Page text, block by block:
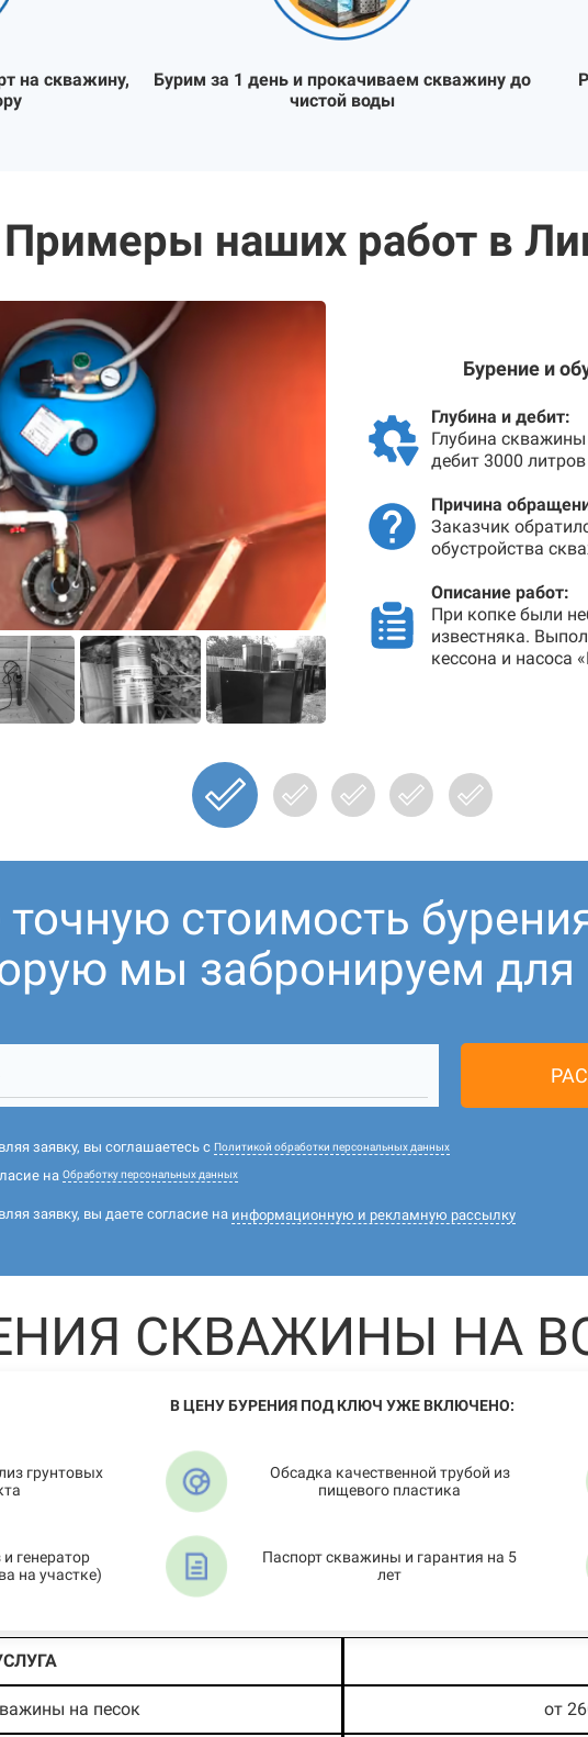
на скважину,
Бурим за 1 день и прокачиваем скважину до
чистой воды
Примеры наших работ в
Бурение и
Глубина и дебит:
Глубина
дебит 3000
Причина
Заказчик
обустройства
Описание работ:
При копке были
известняка.
кессона и насоса
точную стоимость
мы забронируем для
заявку, вы соглашаетесь с Политикой обработки персональных данных
на Обработку персональных данных
заявку, вы даете согласие на информационную и рекламную рассылку
СКВАЖИНЫ НА
В ЦЕНУ БУРЕНИЯ ПОД КЛЮЧ УЖЕ ВКЛЮЧЕНО:
грунтовых
генератор
на участке)
Обсадка качественной трубой из
пищевого пластика
Паспорт скважины и гарантия на 5
лет
на песок от